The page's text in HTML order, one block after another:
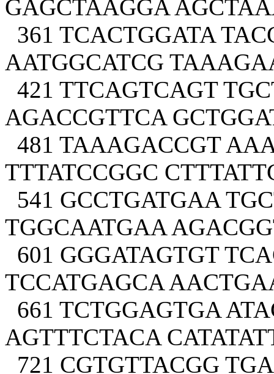
GAGCTAAGGA
361 TCACTGGATA
AATGGCATCG
421 TTCAGTCAGT
AGACCGTTCA
481 TAAAGACCGT
TTTATCCGGC
541 GCCTGATGAA
TGGCAATGAA
601 GGGATAGTGT
TCCATGAGCA
661 TCTGGAGTGA
AGTTTCTACA
721 CGTGTTACGG